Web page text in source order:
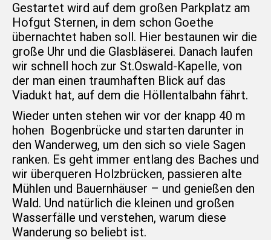
Gestartet wird auf dem großen Parkplatz am
Hofgut Sternen, in dem schon Goethe
übernachtet haben soll. Hier bestaunen wir die
große Uhr und die Glasbläserei. Danach laufen
wir schnell hoch zur St.Oswald-Kapelle, von
der man einen traumhaften Blick auf das
Viadukt hat, auf dem die Höllentalbahn fährt.
Wieder unten stehen wir vor der knapp 40 m
hohen Bogenbrücke und starten darunter in
den Wanderweg, um den sich so viele Sagen
ranken. Es geht immer entlang des Baches und
wir überqueren Holzbrücken, passieren alte
Mühlen und Bauernhäuser – und genießen den
Wald. Und natürlich die kleinen und großen
Wasserfälle und verstehen, warum diese
Wanderung so beliebt ist.